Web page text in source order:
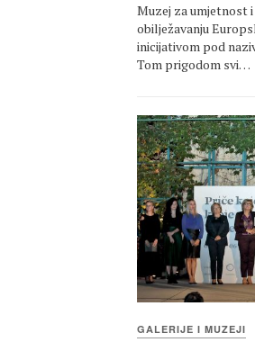
Muzej za umjetnost
obilježavanju
inicijativom pod
Tom prigodom svi…
GALERIJE I MUZEJI